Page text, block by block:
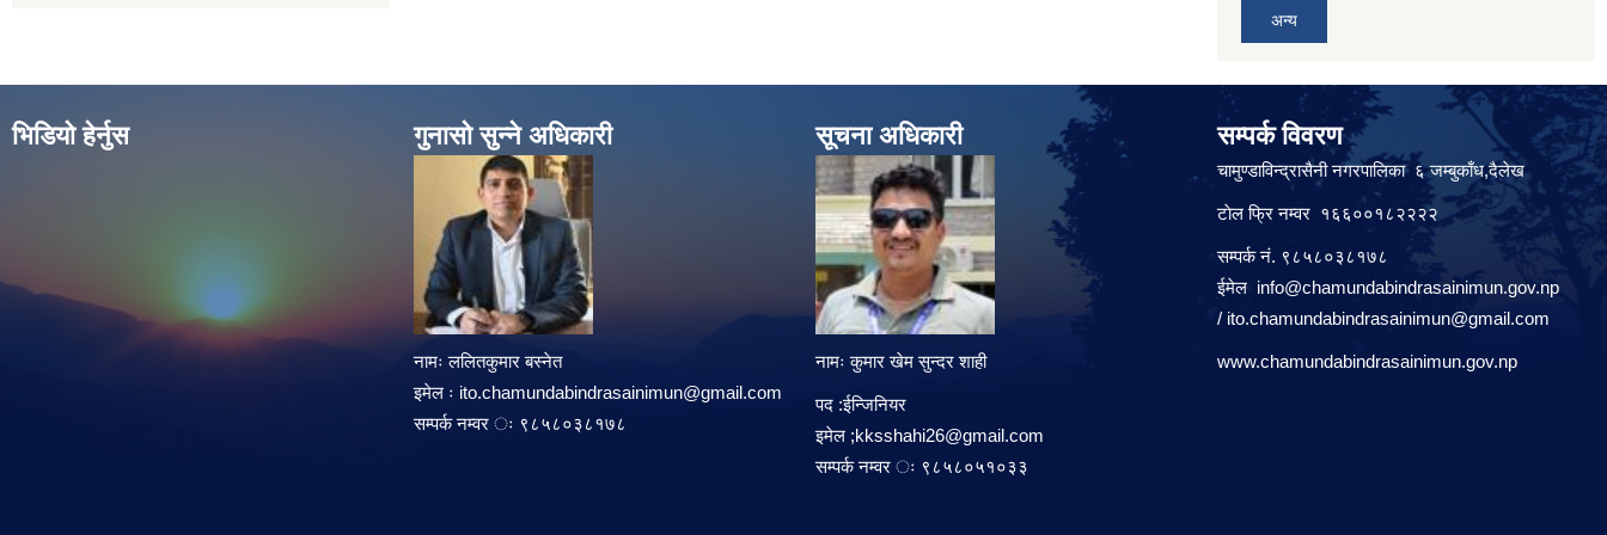
अन्य
भिडियो हेर्नुस गुनासो सुन्ने अधिकारी
नामः ललितकुमार बस्नेत
इमेल ः ito.chamundabindrasainimun@gmail.com
सम्पर्क नम्वर ः ९८५८०३८१७८
सूचना अधिकारी
नामः कुमार खेम सुन्दर शाही
पद :ईन्जिनियर
इमेल ;kksshahi26@gmail.com
सम्पर्क नम्वर ः ९८५८०५१०३३
सम्पर्क विवरण
चामुण्डाविन्द्रासैनी नगरपालिका ६ जम्बुकाँध,दैलेख
टाेल फ्रि नम्वर १६६००१८२२२२
सम्पर्क नं. ९८५८०३८१७८
ईमेल info@chamundabindrasainimun.gov.np
/ ito.chamundabindrasainimun@gmail.com
www.chamundabindrasainimun.gov.np